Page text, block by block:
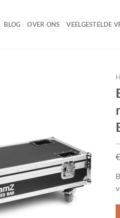
BLOG OVER ONS VEELGESTELDE
€